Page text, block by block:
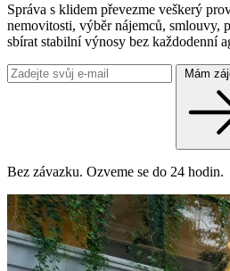
Správa s klidem převezme veškerý
nemovitosti, výběr nájemců, smlouvy,
sbírat stabilní výnosy bez každodenní
Mám
Bez závazku. Ozveme se do 24 hodin.